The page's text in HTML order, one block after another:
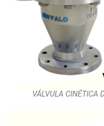
VÁLVULA CINÉTICA